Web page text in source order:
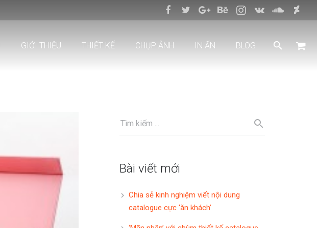
GIỚI THIỆU THIẾT KẾ CHỤP ẢNH IN ẤN BLOG
Bài viết mới
Chia sẻ kinh nghiệm viết nội dung
catalogue cực ‘ăn khách’